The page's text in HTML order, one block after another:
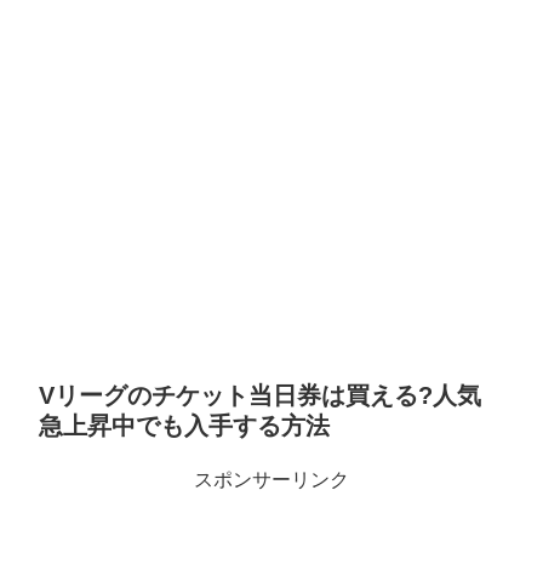
Vリーグのチケット当日券は買える?人気
急上昇中でも入手する方法
スポンサーリンク